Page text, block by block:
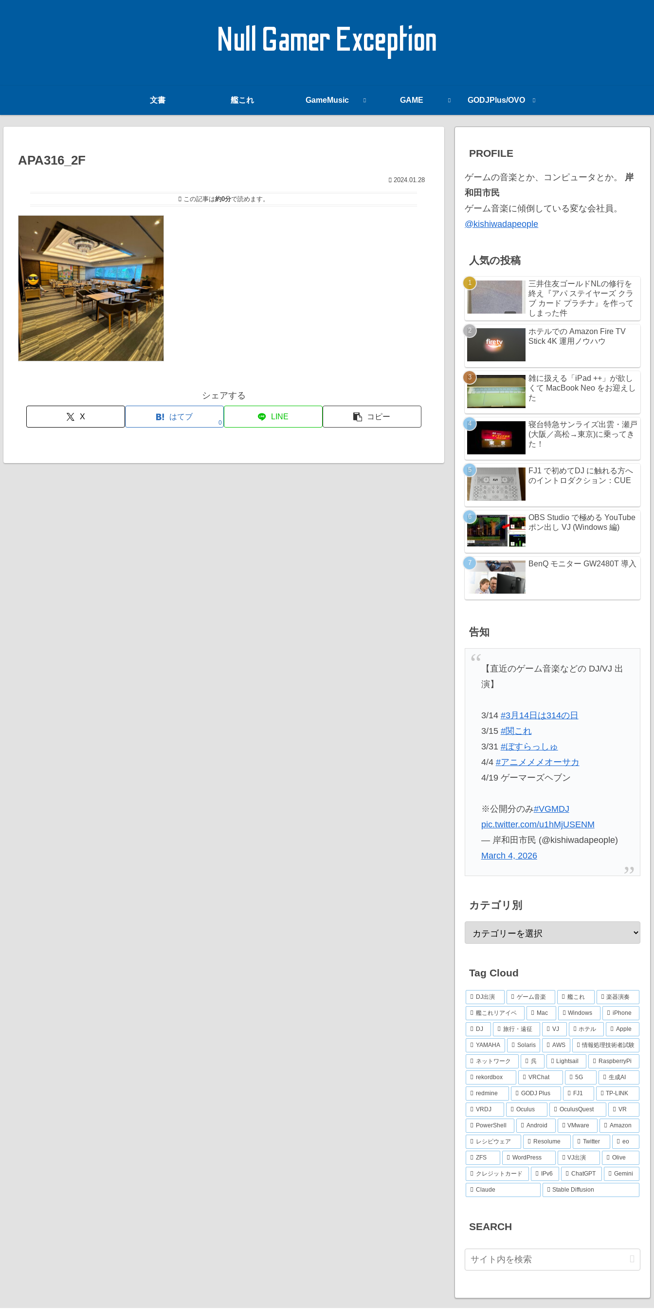
Null Gamer Exception
文書 艦これ GameMusic GAME GODJPlus/OVO
APA316_2F
2024.01.28
この記事は約0分で読めます。
シェアする
X はてブ
0
LINE コピー
PROFILE
ゲームの音楽とか、コンピュータとか。 岸
和田市民
ゲーム音楽に傾倒している変な会社員。
@kishiwadapeople
人気の投稿
三井住友ゴールドNLの修行を
終え『アパ ステイヤーズ クラ
ブ カード プラチナ』を作って
しまった件
ホテルでの Amazon Fire TV
Stick 4K 運用ノウハウ
雑に扱える「iPad ++」が欲し
くて MacBook Neo をお迎えし
た
寝台特急サンライズ出雲・瀬戸
(大阪／高松→東京)に乗ってき
た！
FJ1 で初めてDJ に触れる方へ
のイントロダクション：CUE
OBS Studio で極める YouTube
ポン出し VJ (Windows 編)
BenQ モニター GW2480T 導入
告知
【直近のゲーム音楽などの DJ/VJ 出
演】
3/14 #3月14日は314の日
3/15 #関これ
3/31 #ぼすらっしゅ
4/4 #アニメメメオーサカ
4/19 ゲーマーズヘブン
※公開分のみ#VGMDJ
pic.twitter.com/u1hMjUSENM
— 岸和田市民 (@kishiwadapeople)
March 4, 2026
カテゴリ別
Tag Cloud
DJ出演 ゲーム音楽 艦これ 楽器演奏
艦これリアイベ Mac Windows iPhone
DJ 旅行・遠征 VJ ホテル Apple
YAMAHA Solaris AWS 情報処理技術者試験
ネットワーク 呉 Lightsail RaspberryPi
rekordbox VRChat 5G 生成AI
redmine GODJ Plus FJ1 TP-LINK
VRDJ Oculus OculusQuest VR
PowerShell Android VMware Amazon
レシピウェア Resolume Twitter eo
ZFS WordPress VJ出演 Olive
クレジットカード IPv6 ChatGPT Gemini
Claude Stable Diffusion
SEARCH